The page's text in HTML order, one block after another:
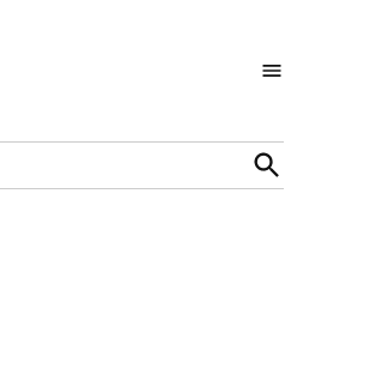
Open
Search